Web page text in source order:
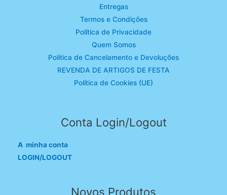
Entregas
Termos e Condições
Política de Privacidade
Quem Somos
Política de Cancelamento e Devoluções
REVENDA DE ARTIGOS DE FESTA
Política de Cookies (UE)
Conta Login/Logout
A minha conta
LOGIN/LOGOUT
Novos Produtos